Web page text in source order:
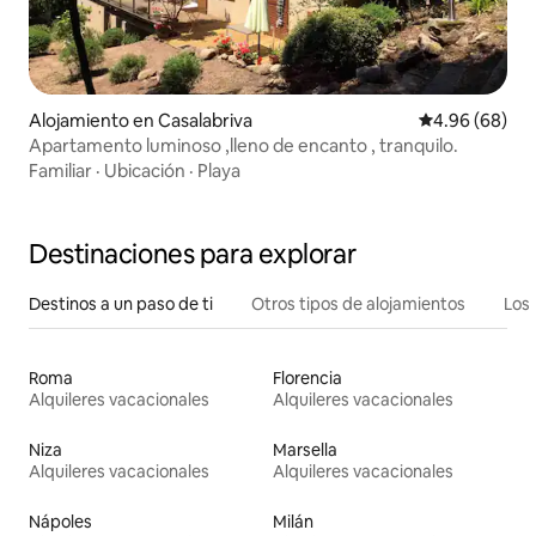
Alojamiento en Casalabriva Calificación
4.96 (68)
Apartamento luminoso ,lleno de encanto , tranquilo.
Familiar · Ubicación · Playa
Destinaciones para explorar
Destinos a un paso de ti Otros tipos de alojamientos
Roma
Alquileres vacacionales
Florencia
Alquileres vacacionales
Niza
Alquileres vacacionales
Marsella
Alquileres vacacionales
Nápoles
Milán